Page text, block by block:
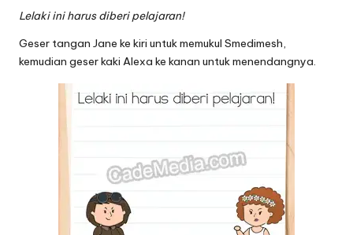
Lelaki ini harus diberi pelajaran!
Geser tangan Jane ke kiri untuk memukul Smedimesh,
kemudian geser kaki Alexa ke kanan untuk menendangnya.